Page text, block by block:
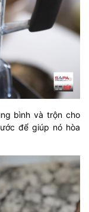
bình và trộn cho
để giúp nó hòa